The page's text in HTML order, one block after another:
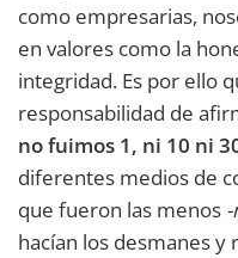
como empresarias,
en valores como la
integridad. Es por ello
responsabilidad de
no fuimos 1, ni 10 ni
diferentes medios de
que fueron las menos
hacían los desmanes